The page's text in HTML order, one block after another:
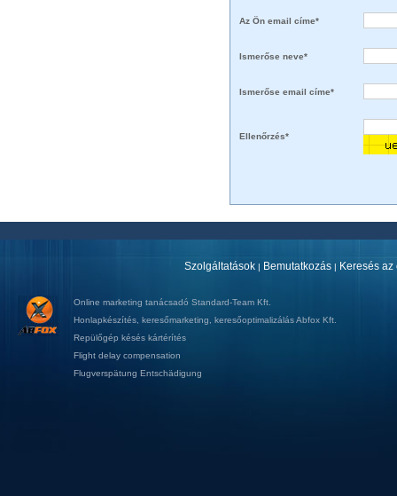
Az Ön email címe*
Ismerőse neve*
Ismerőse email címe*
Ellenőrzés*
Szolgáltatások | Bemutatkozás | Keresés
Online marketing tanácsadó Standard-Team Kft.
Honlapkészítés keresőmarketing keresőoptimalizálásAbfox Kft.
Repülőgép késés kártérítés
Flight delay compensation
Flugverspätung Entschädigung